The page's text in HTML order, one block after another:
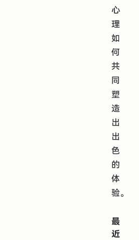
心
理
如
何
共
同
塑
造
出
出
色
的
体
验。
最
近